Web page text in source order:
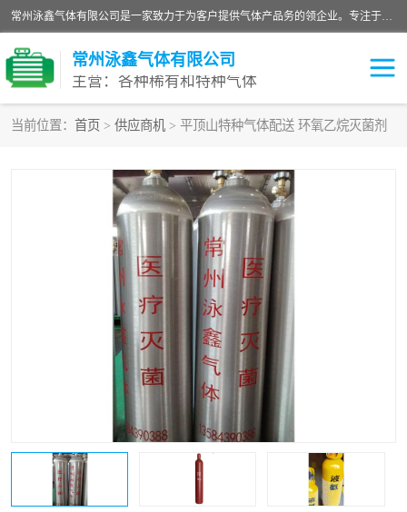
常州泳鑫气体有限公司是一家致力于为客户提供气体产品务的领企业。专注于环氧乙烷剂、环氧乙烷、高纯气体以及稀有和特种气体的研发、生产、销售和配送，产品广泛应用于医疗、电子、科研、化工、食品等多个领域。主要产品有：环氧乙烷灭菌剂，环氧乙烷，高纯氩，氮，氪，氙，氖，氘，笑，氦，氢，氧等各种稀有和特种气体。
常州泳鑫气体有限公司
主营：各种稀有和特种气体
当前位置： 首页 > 供应商机 > 平顶山特种气体配送 环氧乙烷灭菌剂
环氧乙烷灭菌剂 高纯氩气